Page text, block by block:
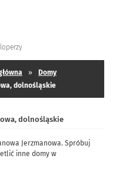
»
Domy
dolnośląskie
dolnośląskie
Jerzmanowa. Spróbuj
inne domy w